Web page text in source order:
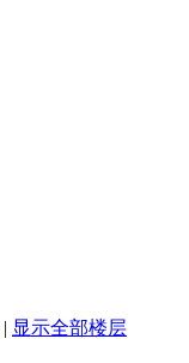
| 显示全部楼层